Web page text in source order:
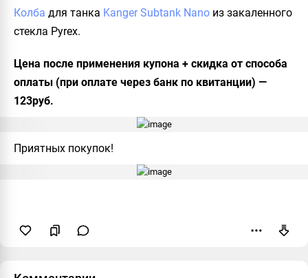
Колба для танка Kanger Subtank Nano из закаленного
стекла Pyrex.
Цена после применения купона + скидка от способа
оплаты (при оплате через банк по квитанции) —
123руб.
Приятных покупок!